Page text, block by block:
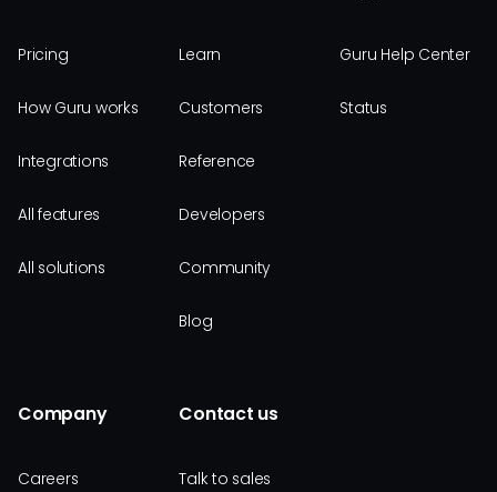
Pricing
How Guru works
Integrations
All features
All solutions
Learn
Customers
Reference
Developers
Community
Blog
Guru Help Center
Status
Company
Careers
Contact us
Talk to sales